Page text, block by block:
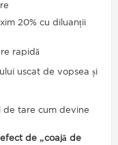
20% cu diluanții
rapidă
uscat de vopsea și
de tare cum devine
de „coajă de